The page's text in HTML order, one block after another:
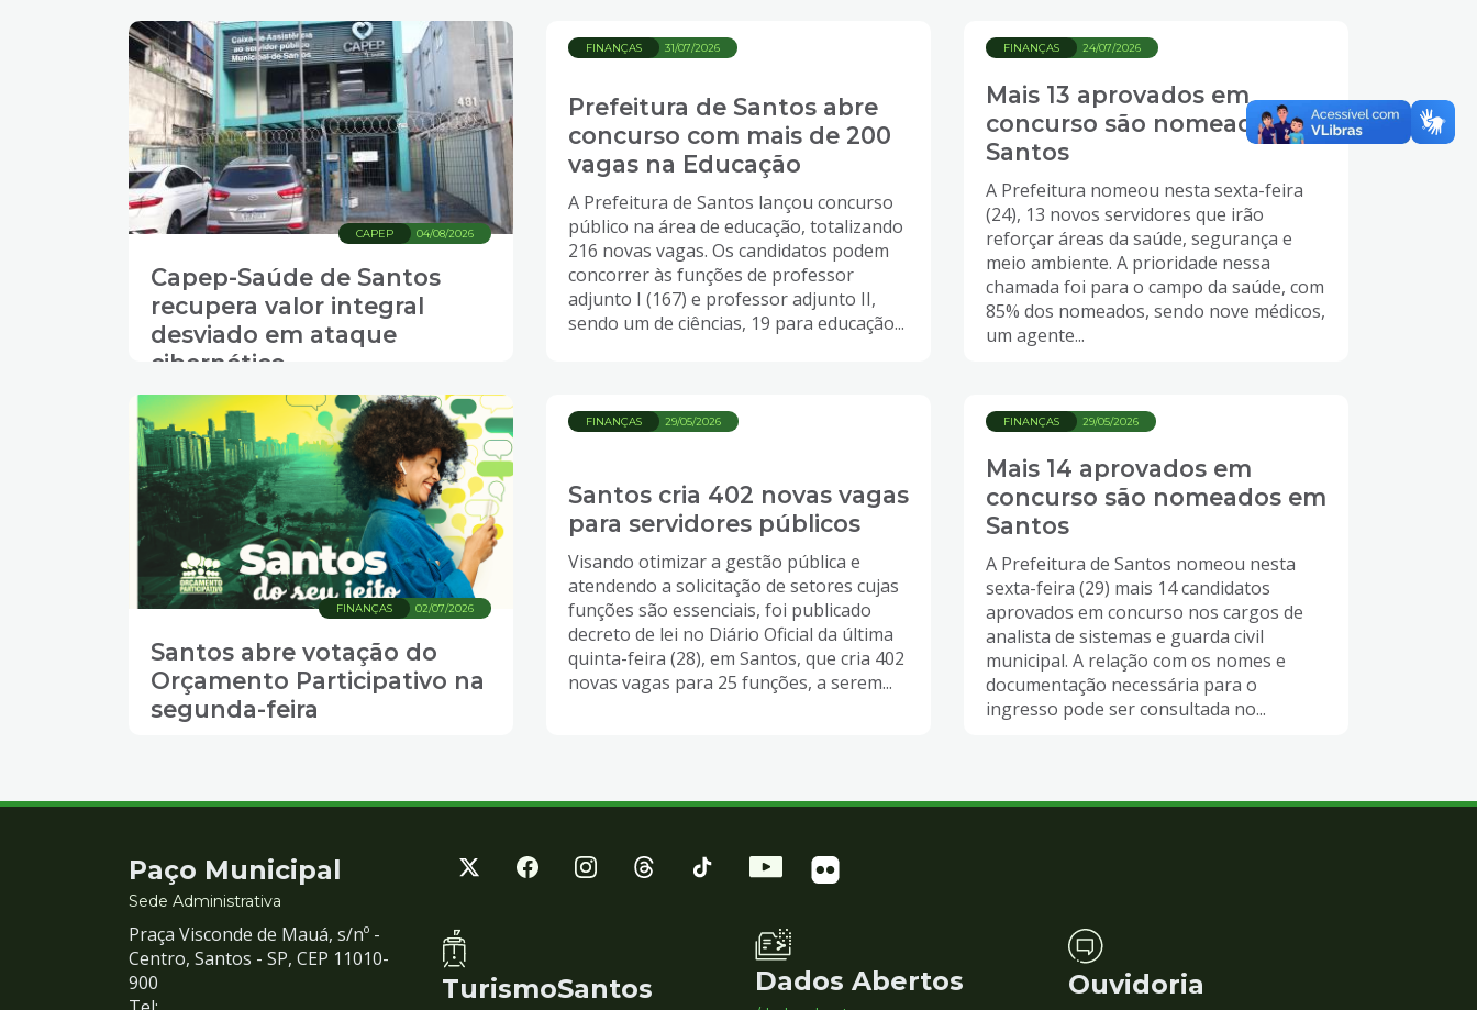
04/08/2026
CAPEP
Capep-Saúde de Santos
recupera valor integral
desviado em ataque
cibernético
31/07/2026
FINANÇAS
Prefeitura de Santos abre
concurso com mais de 200
vagas na Educação
A Prefeitura de Santos lançou concurso
público na área de educação, totalizando
216 novas vagas. Os candidatos podem
concorrer às funções de professor
adjunto I (167) e professor adjunto II,
sendo um de ciências, 19 para educação...
24/07/2026
FINANÇAS
Mais 13 aprovados em
concurso são nomeados em
Santos
A Prefeitura nomeou nesta sexta-feira
(24), 13 novos servidores que irão
reforçar áreas da saúde, segurança e
meio ambiente. A prioridade nessa
chamada foi para o campo da saúde, com
85% dos nomeados, sendo nove médicos,
um agente...
02/07/2026
FINANÇAS
Santos abre votação do
Orçamento Participativo na
segunda-feira
29/05/2026
FINANÇAS
Santos cria 402 novas vagas
para servidores públicos
Visando otimizar a gestão pública e
atendendo a solicitação de setores cujas
funções são essenciais, foi publicado
decreto de lei no Diário Oficial da última
quinta-feira (28), em Santos, que cria 402
novas vagas para 25 funções, a serem...
29/05/2026
FINANÇAS
Mais 14 aprovados em
concurso são nomeados em
Santos
A Prefeitura de Santos nomeou nesta
sexta-feira (29) mais 14 candidatos
aprovados em concurso nos cargos de
analista de sistemas e guarda civil
municipal. A relação com os nomes e
documentação necessária para o
ingresso pode ser consultada no...
Contato
e
Redes
Paço Municipal
Sede Administrativa
Praça Visconde de Mauá, s/nº -
Centro, Santos - SP, CEP 11010-
900
TurismoSantos Dados Abertos Ouvidoria